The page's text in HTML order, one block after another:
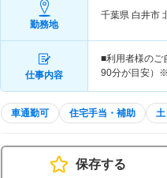
勤務地
千葉県 白井市
仕事内容
■利用者様のご
90分が目安）
車通勤可 住宅手当・補助
保存する